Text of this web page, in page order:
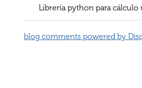
Librería python para cálculo
blog comments powered by